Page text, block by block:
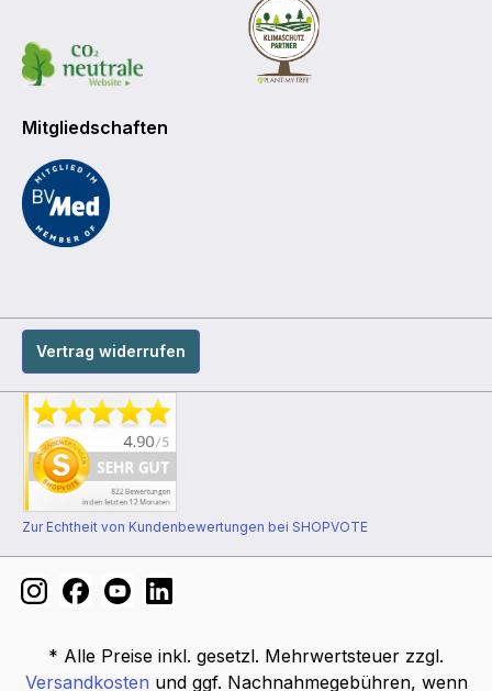
Mitgliedschaften
Vertrag widerrufen
Zur Echtheit von Kundenbewertungen bei SHOPVOTE
* Alle Preise inkl. gesetzl. Mehrwertsteuer zzgl.
Versandkosten und ggf. Nachnahmegebühren, wenn